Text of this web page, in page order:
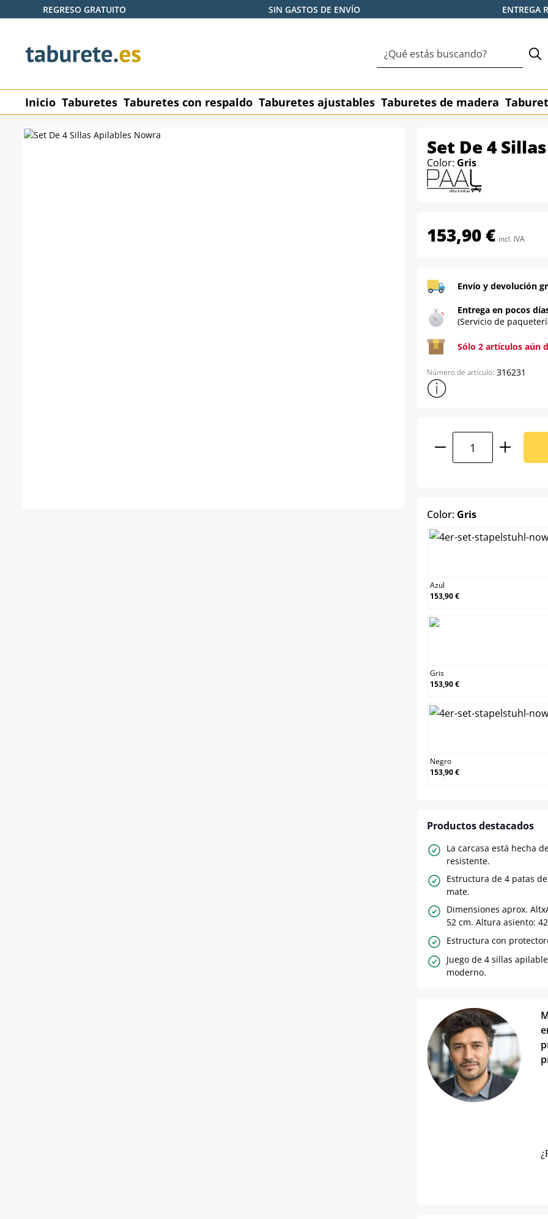
al contenido principal
Saltar a la búsqueda
Saltar a la navegación principal
REGRESO GRATUITO SIN GASTOS DE ENVÍO ENTREGA
Inicio Taburetes Taburetes con respaldo Taburetes ajustables Taburetes de madera
Set De 4
Color: Gris
153,90 € incl. IVA
Envío y devolución
Entrega en pocos
(Servicio de
Sólo 2 artículos aún
Número de artículo: 316231
Mostrar más información
Cantidad del
Color: Grisselect
Azul
153,90 €
Gris
153,90 €
Negro
153,90 €
Productos destacados
La carcasa está hecha
resistente.
Estructura de 4 patas
mate.
Dimensiones aprox.
52 cm. Altura asiento:
Estructura con
Juego de 4 sillas
moderno.